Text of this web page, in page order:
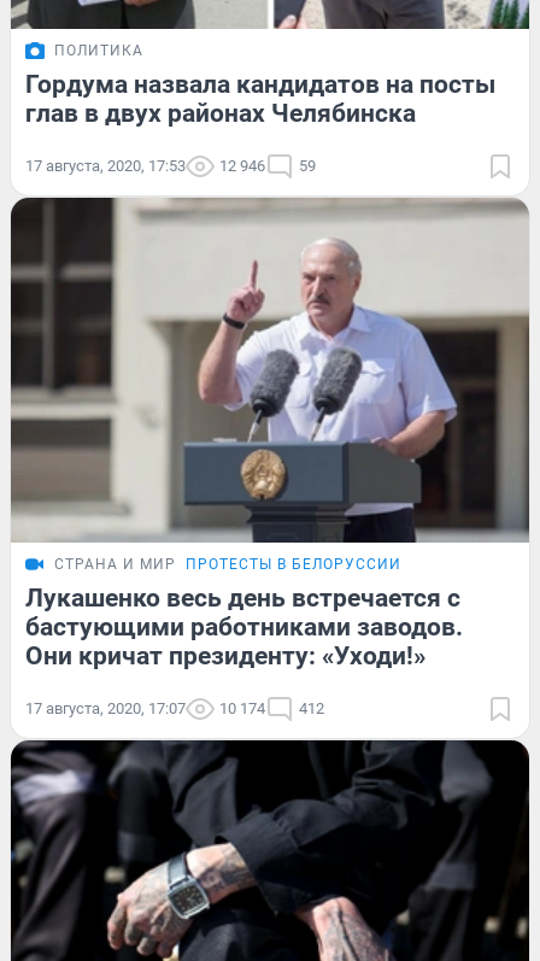
ПОЛИТИКА
Гордума назвала кандидатов на посты
глав в двух районах Челябинска
17 августа, 2020, 17:53 12 946 59
СТРАНА И МИР ПРОТЕСТЫ В БЕЛОРУССИИ
Лукашенко весь день встречается с
бастующими работниками заводов.
Они кричат президенту: «Уходи!»
17 августа, 2020, 17:07 10 174 412